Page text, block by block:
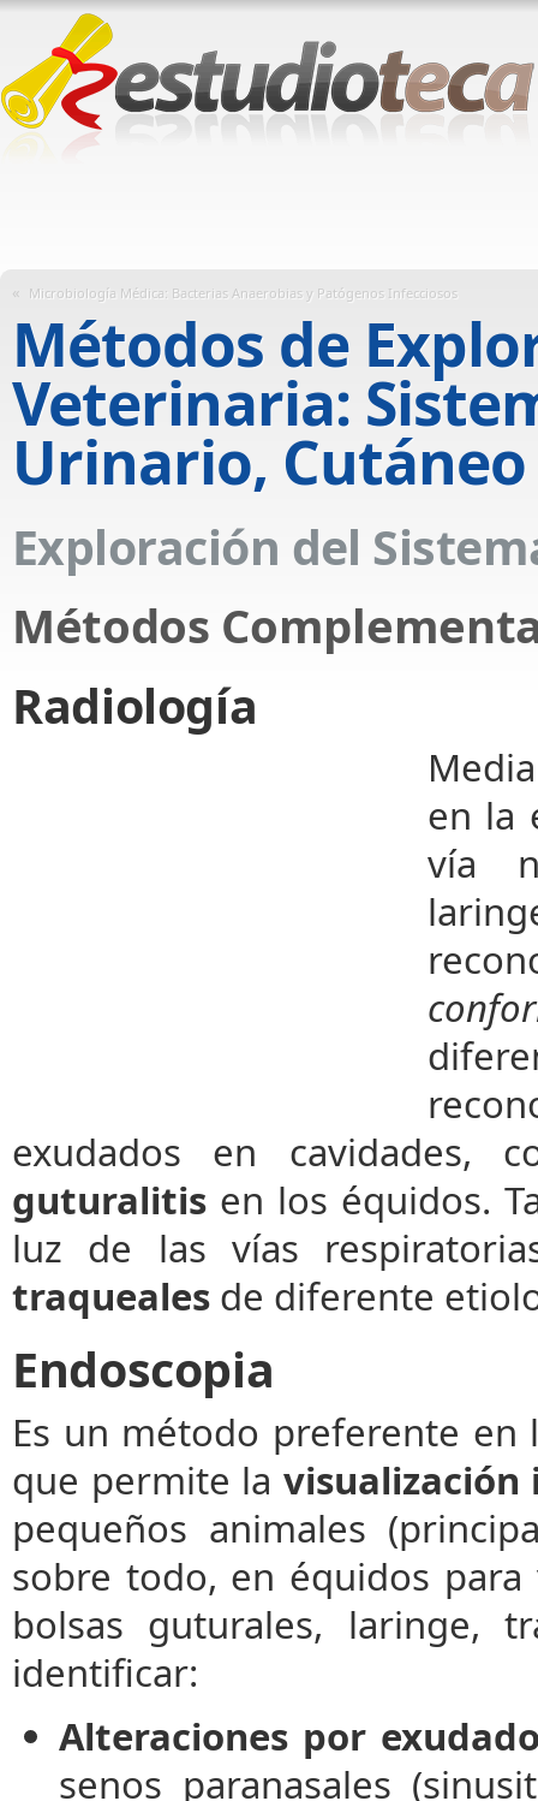
« Microbiología Médica: Bacterias Anaerobias y Patógenos Infecciosos
Métodos de
Veterinaria:
Urinario,
Exploración del
Métodos
Radiología
en la
vía
exudados en
guturalitis en los équidos.
luz de las vías
traqueales de diferente
Endoscopia
Es un método preferente en
que permite la
pequeños animales
sobre todo, en équidos
bolsas guturales, laringe,
identificar:
Alteraciones por
senos paranasales